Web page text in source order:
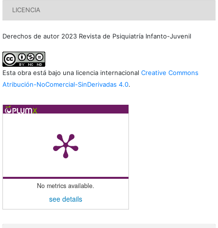
LICENCIA
Derechos de autor 2023 Revista de Psiquiatría Infanto-Juvenil
Esta obra está bajo una licencia internacional Creative Commons
Atribución-NoComercial-SinDerivadas 4.0.
No metrics available.
see details